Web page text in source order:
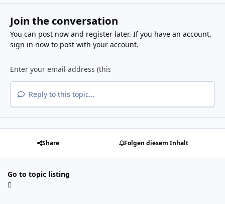
Join the conversation
You can post now and register later. If you have an account,
sign in nowto post with your account.
Reply to this topic...
Share Folgen diesem Inhalt
Go to topic listing